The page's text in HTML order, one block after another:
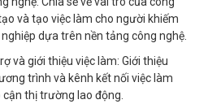
và tạo việc làm cho người khiếm
dựa trên nền tảng công nghệ.
và giới thiệu việc làm: Giới thiệu
trình và kênh kết nối việc làm
thị trường lao động.